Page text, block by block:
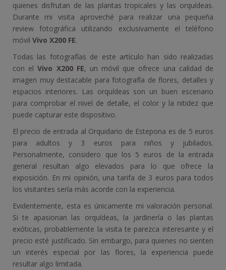
quienes disfrutan de las plantas tropicales y las orquídeas.
Durante mi visita aproveché para realizar una pequeña
review fotográfica utilizando exclusivamente el teléfono
móvil Vivo X200 FE.
Todas las fotografías de este artículo han sido realizadas
con elVivo X200 FE, un móvil que ofrece una calidad de
imagen muy destacable para fotografía de flores, detalles y
espacios interiores. Las orquídeas son un buen escenario
para comprobar el nivel de detalle, el color y la nitidez que
puede capturar este dispositivo.
El precio de entrada al Orquidario de Estepona es de 5 euros
para adultos y 3 euros para niños y jubilados.
Personalmente, considero que los 5 euros de la entrada
general resultan algo elevados para lo que ofrece la
exposición. En mi opinión, una tarifa de 3 euros para todos
los visitantes sería más acorde con la experiencia.
Evidentemente, esta es únicamente mi valoración personal.
Si te apasionan las orquídeas, la jardinería o las plantas
exóticas, probablemente la visita te parezca interesante y el
precio esté justificado. Sin embargo, para quienes no sienten
un interés especial por las flores, la experiencia puede
resultar algo limitada.